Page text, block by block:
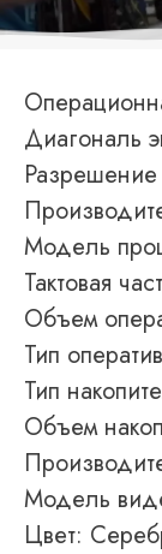
Диагональ
Модель
Тактовая
Объем
Тип
Тип
Объем
Модель
Цвет: